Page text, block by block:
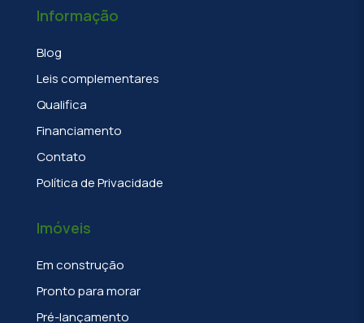
Informação
Blog
Leis complementares
Qualifica
Financiamento
Contato
Política de Privacidade
Imóveis
Em construção
Pronto para morar
Pré-lançamento